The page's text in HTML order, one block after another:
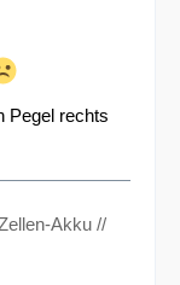
Pegel rechts
Akku //